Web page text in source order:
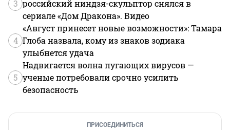
3 российский ниндзя-скульптор снялся в
сериале «Дом Дракона». Видео
4
«Август принесет новые возможности»: Тамара
Глоба назвала, кому из знаков зодиака
улыбнется удача
5
Надвигается волна пугающих вирусов —
ученые потребовали срочно усилить
безопасность
ПРИСОЕДИНИТЬСЯ